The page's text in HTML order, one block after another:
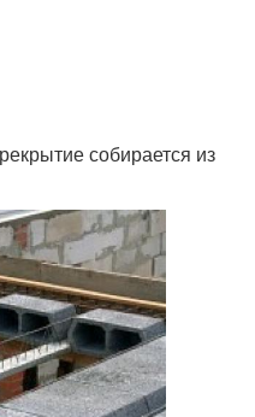
собирается из